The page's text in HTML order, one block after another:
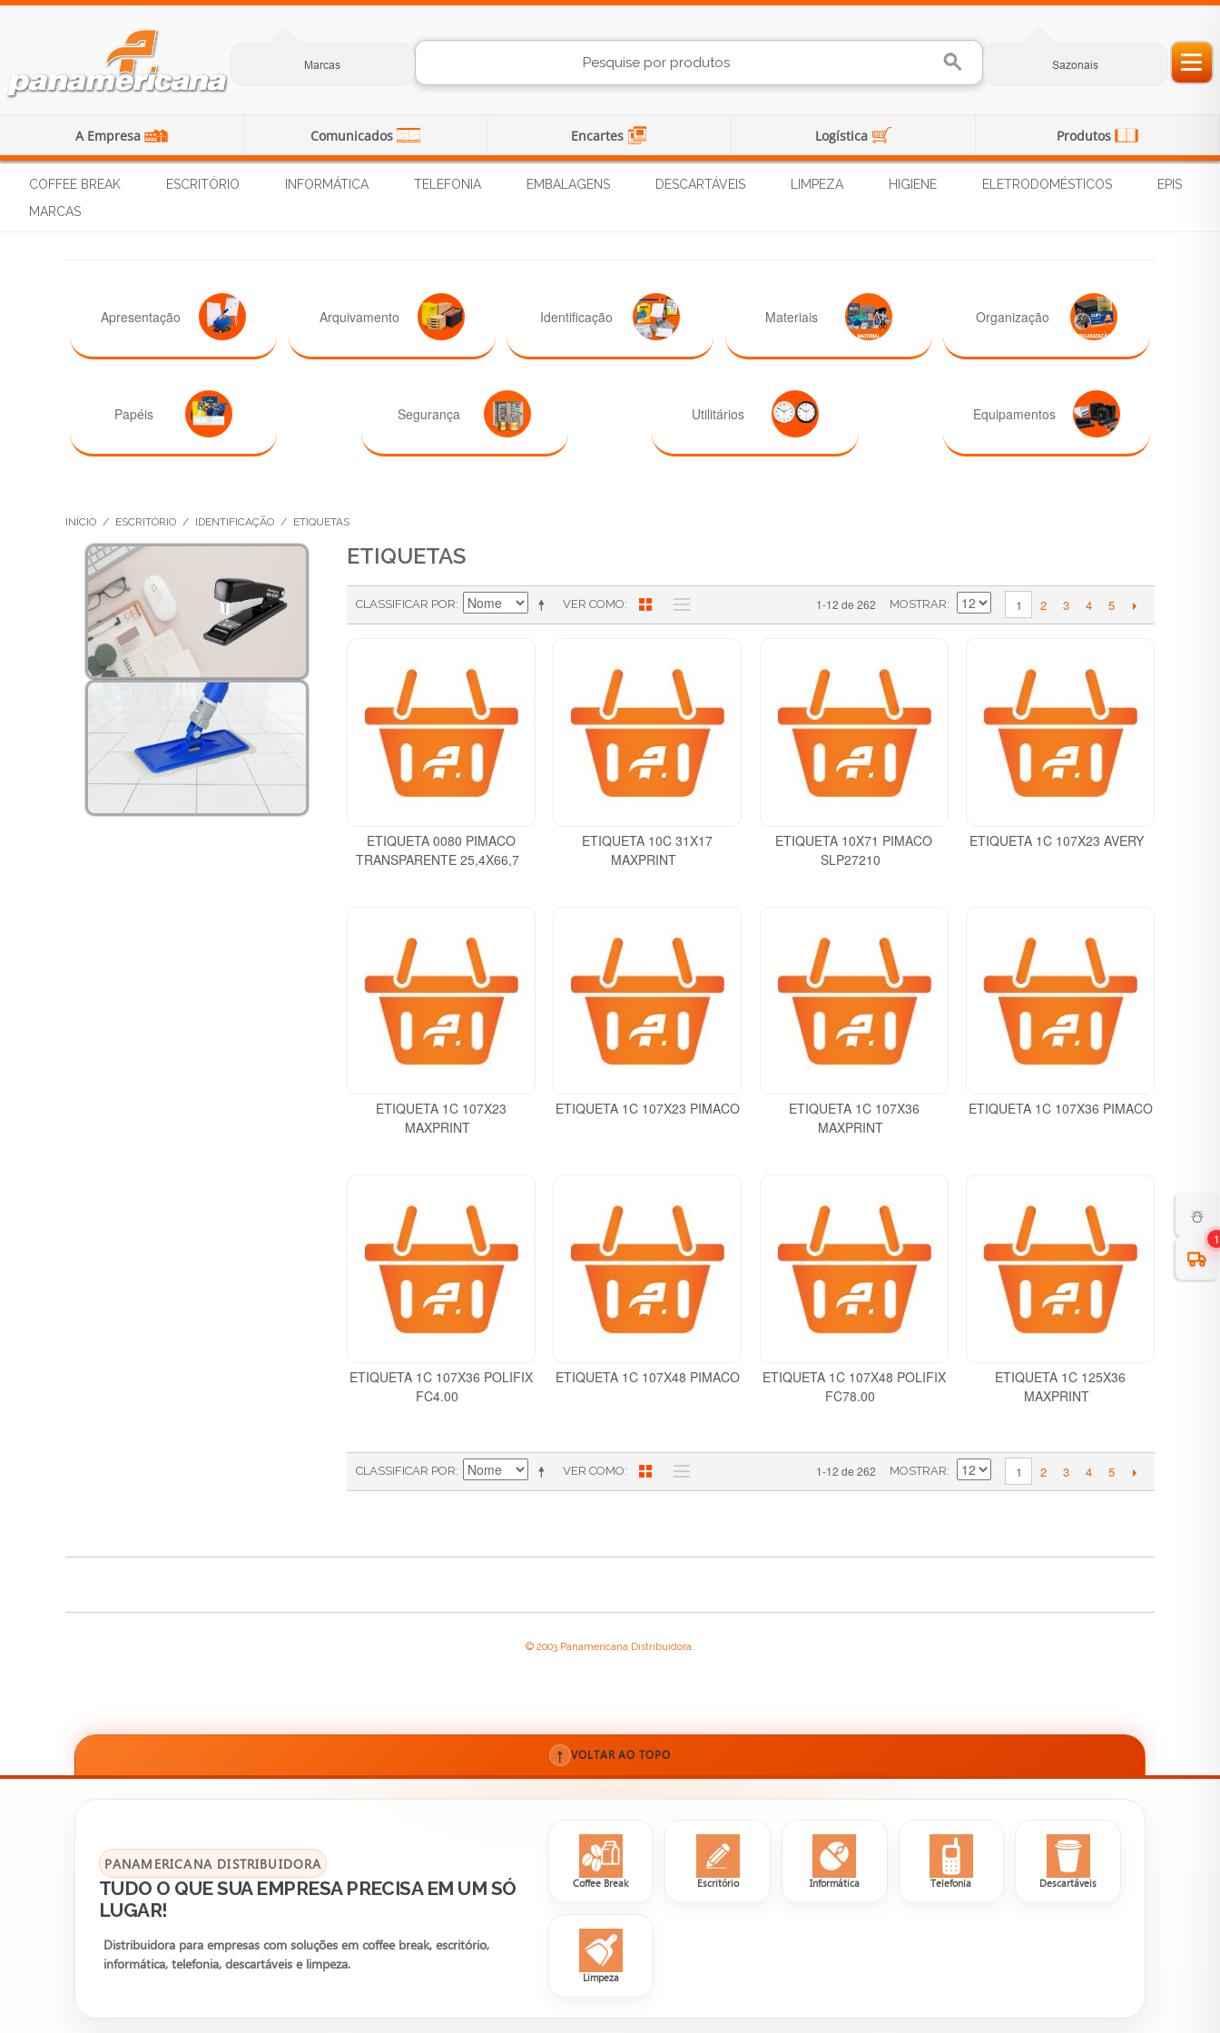
Marcas Sazonais
A Empresa Comunicados Encartes Logística Produtos
COFFEE BREAK ESCRITÓRIO INFORMÁTICA TELEFONIA EMBALAGENS DESCARTÁVEIS LIMPEZA HIGIENE ELETRODOMÉSTICOS
EPIS
MARCAS
Apresentação Arquivamento Identificação Materiais Organização
Papéis Segurança Utilitários Equipamentos
INÍCIO / ESCRITÓRIO / IDENTIFICAÇÃO / ETIQUETAS
ETIQUETAS
VER COMO
CLASSIFICAR POR 1-12 de 262 MOSTRAR 1 2 3 4 5
ETIQUETA 0080 PIMACO
TRANSPARENTE 25,4X66,7
ETIQUETA 10C 31X17
MAXPRINT
ETIQUETA 10X71 PIMACO
SLP27210
ETIQUETA 1C 107X23 AVERY
ETIQUETA 1C 107X23
MAXPRINT
ETIQUETA 1C 107X23 PIMACO
ETIQUETA 1C 107X36
MAXPRINT
ETIQUETA 1C 107X36 PIMACO
ETIQUETA 1C 107X36 POLIFIX
FC4.00
ETIQUETA 1C 107X48 PIMACO
ETIQUETA 1C 107X48 POLIFIX
FC78.00
ETIQUETA 1C 125X36
MAXPRINT
VER COMO
CLASSIFICAR POR 1-12 de 262 MOSTRAR 1 2 3 4 5
☃️
1
© 2003 Panamericana Distribuidora.
↑ VOLTAR AO TOPO
PANAMERICANA DISTRIBUIDORA
TUDO O QUE SUA EMPRESA PRECISA EM UM SÓ
LUGAR!
Distribuidora para empresas com soluções em coffee break, escritório,
informática, telefonia, descartáveis e limpeza.
Coffee Break Escritório Informática Telefonia Descartáveis
Limpeza